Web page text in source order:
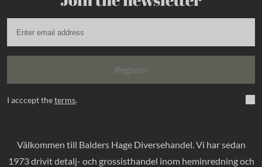
Register
I acccept theterms.
Välkommen till Balders Hage Diversehandel. Vi har sedan
1973 drivit detalj- och grossisthandel inom heminredning och